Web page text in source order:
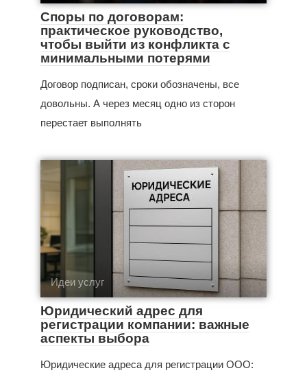
Споры по договорам:
практическое руководство,
чтобы выйти из конфликта с
минимальными потерями
Договор подписан, сроки обозначены, все
довольны. А через месяц одно из сторон
перестает выполнять
Идеи услуг
Юридический адрес для
регистрации компании: важные
аспекты выбора
Юридические адреса для регистрации ООО: